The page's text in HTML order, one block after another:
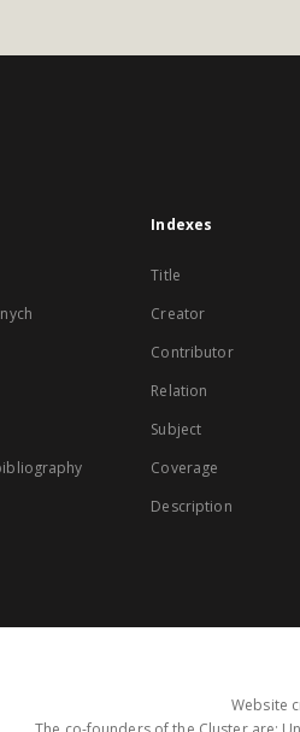
Indexes
Title
Creator
Contributor
Relation
Subject
Coverage
Description
Website